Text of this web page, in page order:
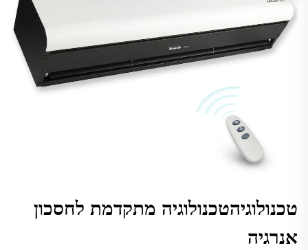
טכנולוגיהטכנולוגיה מתקדמת לחסכון
אנרגיה